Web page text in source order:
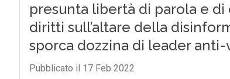
presunta libertà di parola e
diritti sull’altare della
sporca dozzina di leader anti-
Pubblicato il 17 Feb 2022